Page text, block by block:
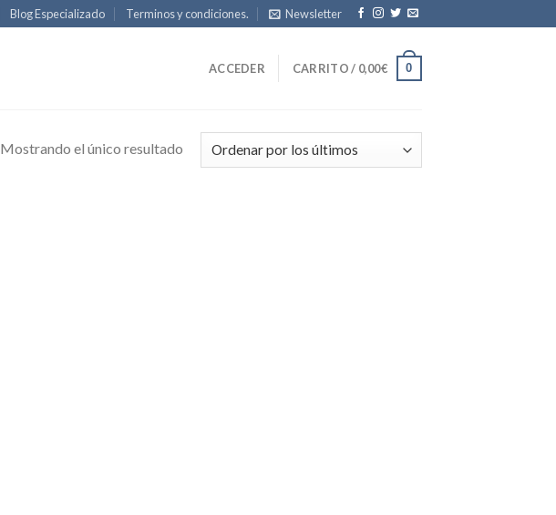
Blog Especializado Terminos y condiciones. Newsletter
ACCEDER CARRITO / 0,00€ 0
Mostrando el único resultado